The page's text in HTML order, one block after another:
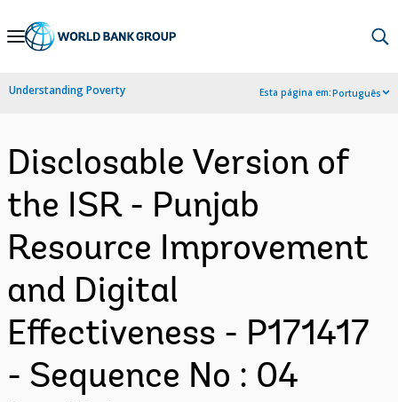
Skip
Navigation
Understanding Poverty Esta página em:Português
Disclosable Version of
the ISR - Punjab
Resource Improvement
and Digital
Effectiveness - P171417
- Sequence No : 04